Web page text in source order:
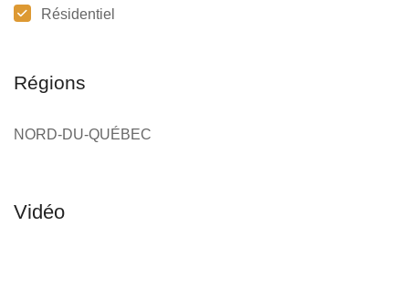
Résidentiel
Régions
NORD-DU-QUÉBEC